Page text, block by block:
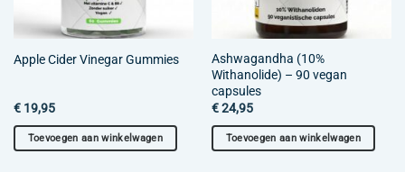
productpagina
productpagina
Apple Cider Vinegar Gummies
€19,95
Toevoegen aan winkelwagen
Ashwagandha (10%
Withanolide) – 90 vegan
capsules
€24,95
Toevoegen aan winkelwagen